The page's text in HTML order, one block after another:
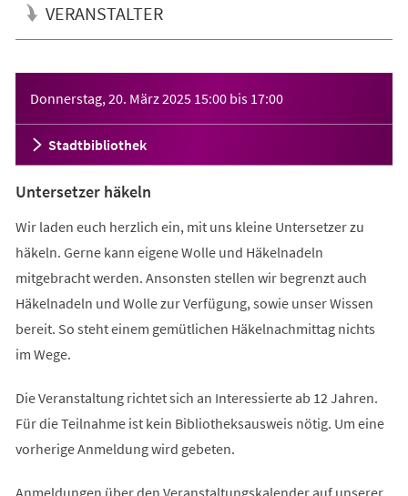
VERANSTALTER
Donnerstag, 20. März 2025 15:00 bis 17:00
Stadtbibliothek
Untersetzer häkeln
Wir laden euch herzlich ein, mit uns kleine Untersetzer zu
häkeln. Gerne kann eigene Wolle und Häkelnadeln
mitgebracht werden. Ansonsten stellen wir begrenzt auch
Häkelnadeln und Wolle zur Verfügung, sowie unser Wissen
bereit. So steht einem gemütlichen Häkelnachmittag nichts
im Wege.
Die Veranstaltung richtet sich an Interessierte ab 12 Jahren.
Für die Teilnahme ist kein Bibliotheksausweis nötig. Um eine
vorherige Anmeldung wird gebeten.
Anmeldungen über den Veranstaltungskalender auf unserer